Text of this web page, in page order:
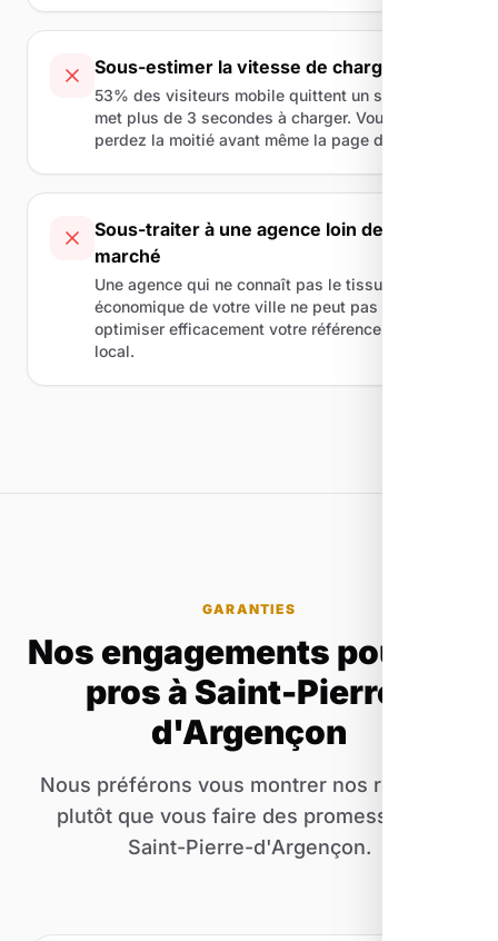
Sous-estimer la vitesse de chargement
53% des visiteurs mobile quittent un site qui
met plus de 3 secondes à charger. Vous
perdez la moitié avant même la page d'accueil.
Sous-traiter à une agence loin de votre
marché
Une agence qui ne connaît pas le tissu
économique de votre ville ne peut pas
optimiser efficacement votre référencement
local.
GARANTIES
Nos engagements pour les
pros à Saint-Pierre-
d'Argençon
Nous préférons vous montrer nos résultats
plutôt que vous faire des promesses de
Saint-Pierre-d'Argençon.